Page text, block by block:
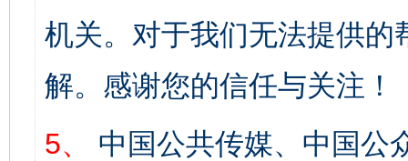
机关。对于我们无法提供
解。感谢您的信任与关注！
5、
中国公共传媒、中国公